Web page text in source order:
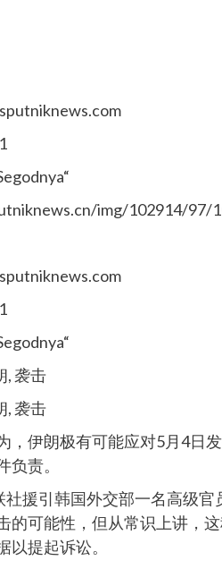
img/102914/97/
, 袭击
, 袭击
，伊朗极有可能应对5月4日
负责。
社援引韩国外交部一名高级
的可能性，但从常识上讲，
以提起诉讼。